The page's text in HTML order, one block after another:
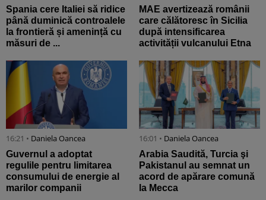
Spania cere Italiei să ridice
până duminică controalele
la frontieră și amenință cu
măsuri de ...
MAE avertizează românii
care călătoresc în Sicilia
după intensificarea
activității vulcanului Etna
16:21 • Daniela Oancea
Guvernul a adoptat
regulile pentru limitarea
consumului de energie al
marilor companii
16:01 • Daniela Oancea
Arabia Saudită, Turcia şi
Pakistanul au semnat un
acord de apărare comună
la Mecca